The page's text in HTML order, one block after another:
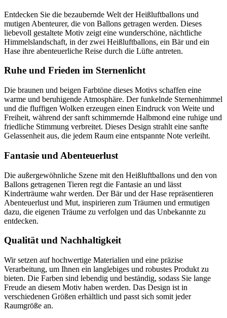
Entdecken Sie die bezaubernde Welt der Heißluftballons und
mutigen Abenteurer, die von Ballons getragen werden. Dieses
liebevoll gestaltete Motiv zeigt eine wunderschöne, nächtliche
Himmelslandschaft, in der zwei Heißluftballons, ein Bär und ein
Hase ihre abenteuerliche Reise durch die Lüfte antreten.
Ruhe und Frieden im Sternenlicht
Die braunen und beigen Farbtöne dieses Motivs schaffen eine
warme und beruhigende Atmosphäre. Der funkelnde Sternenhimmel
und die fluffigen Wolken erzeugen einen Eindruck von Weite und
Freiheit, während der sanft schimmernde Halbmond eine ruhige und
friedliche Stimmung verbreitet. Dieses Design strahlt eine sanfte
Gelassenheit aus, die jedem Raum eine entspannte Note verleiht.
Fantasie und Abenteuerlust
Die außergewöhnliche Szene mit den Heißluftballons und den von
Ballons getragenen Tieren regt die Fantasie an und lässt
Kinderträume wahr werden. Der Bär und der Hase repräsentieren
Abenteuerlust und Mut, inspirieren zum Träumen und ermutigen
dazu, die eigenen Träume zu verfolgen und das Unbekannte zu
entdecken.
Qualität und Nachhaltigkeit
Wir setzen auf hochwertige Materialien und eine präzise
Verarbeitung, um Ihnen ein langlebiges und robustes Produkt zu
bieten. Die Farben sind lebendig und beständig, sodass Sie lange
Freude an diesem Motiv haben werden. Das Design ist in
verschiedenen Größen erhältlich und passt sich somit jeder
Raumgröße an.